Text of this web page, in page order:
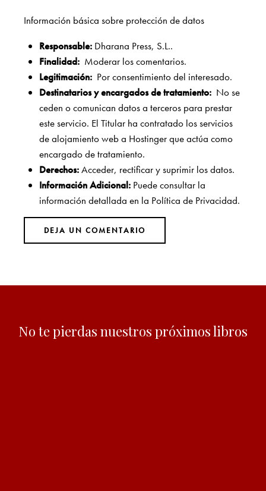
Información básica sobre protección de datos
Responsable:Dharana Press, S.L..
Finalidad:Moderar los comentarios.
Legitimación:Por consentimiento del interesado.
Destinatarios y encargados de tratamiento:No se
ceden o comunican datos a terceros para prestar
este servicio. El Titular ha contratado los servicios
de alojamiento web a Hostinger que actúa como
encargado de tratamiento.
Derechos:Acceder, rectificar y suprimir los datos.
Información Adicional:Puede consultar la
información detallada en la Política de Privacidad.
No te pierdas nuestros próximos libros